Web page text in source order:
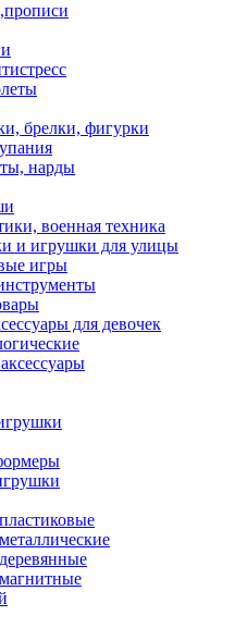
брелки, фигурки
нарды
военная техника
и игрушки для улицы
игры
для девочек